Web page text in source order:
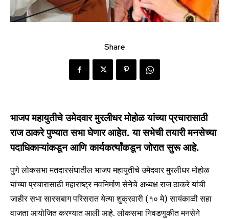
Share
भाजप महायुतीचे उमेदवार मुरलीधर मोहोळ यांच्या प्रचारासाठी
राज ठाकरे पुण्यात सभा घेणार आहेत. या सभेची तयारी मनसेच्या
पदाधिकाऱ्यांकडून आणि कार्यकर्त्यांकडून जोरात सुरू आहे.
पुणे लोकसभा मतदारसंघातील भाजप महायुतीचे उमेदवार मुरलीधर मोहोळ
यांच्या प्रचारासाठी महाराष्ट्र नवनिर्माण सेनेचे अध्यक्ष राज ठाकरे यांची
जाहीर सभा सारसबाग परिसरात येत्या शुक्रवारी (१० मे) सायंकाळी सहा
वाजता आयोजित करण्यात आली आहे. लोकसभा निवडणुकीत मनसेने